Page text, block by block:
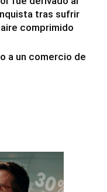
tras sufrir
comprimido
a un comercio de